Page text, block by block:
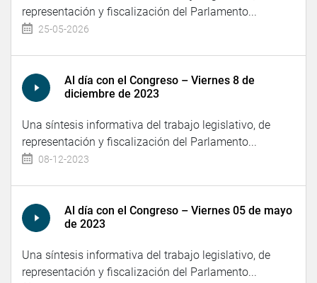
representación y fiscalización del Parlamento...
25-05-2026
Al día con el Congreso – Viernes 8 de
diciembre de 2023
Una síntesis informativa del trabajo legislativo, de
representación y fiscalización del Parlamento...
08-12-2023
Al día con el Congreso – Viernes 05 de mayo
de 2023
Una síntesis informativa del trabajo legislativo, de
representación y fiscalización del Parlamento...